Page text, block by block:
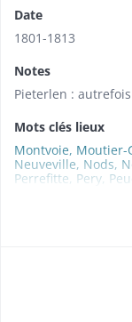
Date
1801-1813
Notes
Pieterlen :
Mots clés lieux
Montvoie,
Neuveville, Nods,
Perrefitte, Pery,
Porrentruy,